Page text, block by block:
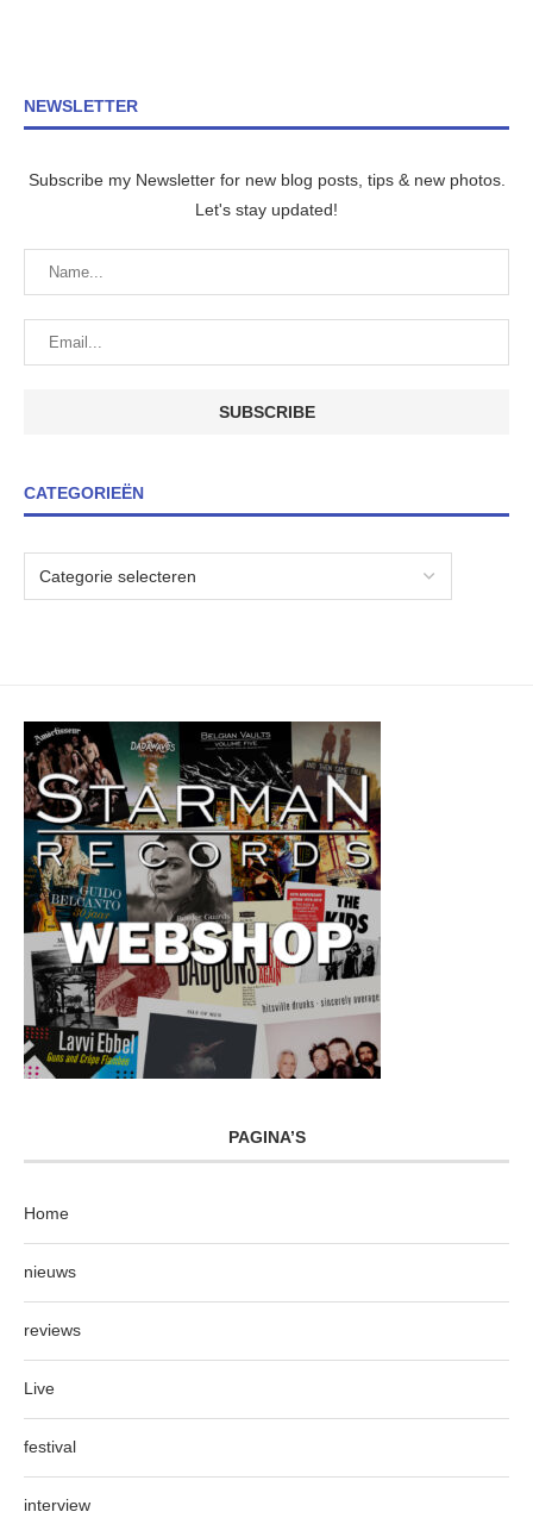
NEWSLETTER
Subscribe my Newsletter for new blog posts, tips & new photos.
Let's stay updated!
CATEGORIEËN
PAGINA’S
Home
nieuws
reviews
Live
festival
interview